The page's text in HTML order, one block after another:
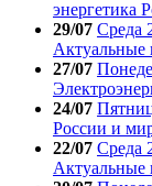
энергетика
29/07 Среда
Актуальные
27/07
24/07
России и
22/07 Среда
Актуальные